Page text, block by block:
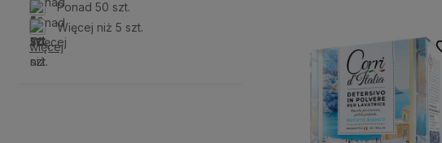
Ponad 50 szt.
Więcej niż 5 szt.
więcej